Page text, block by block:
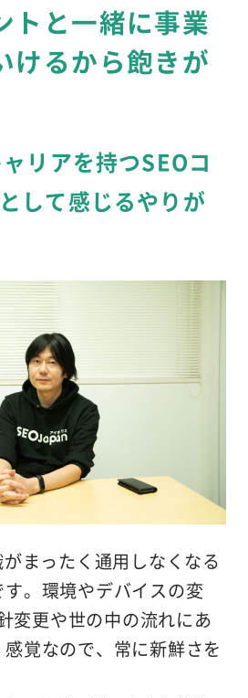
トと一緒に事業
けるから飽きが
リアを持つSEOコ
して感じるやりが
まったく通用しなくなる
。環境やデバイスの変
変更や世の中の流れにあ
覚なので、常に新鮮さを